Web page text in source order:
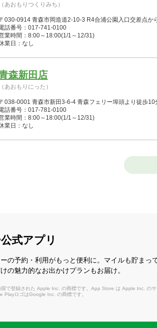
（あおもりつくりみち）
030-0914 青森市岡造道2-10-3 R4合浦公園入口交差点か
話番号：017-741-0100
業時間：8:00～18:00(1/1～12/31)
業日：なし
森新田店
（あおもりにった）
038-0001 青森市新田3-6-4 青森フェリー埠頭より徒歩10
話番号：017-781-0100
業時間：8:00～18:00(1/1～12/31)
業日：なし
森空港店
〒030-0155 青森市大字大谷字小谷1-14 青森空港ビル隣り
話番号：017-739-0115
業日：なし
式アプリ
の予約・利用がもっと便利に。マイルも貯まっ
の魅力的なお出かけプランもお届け。
で登録された Apple Inc. の商標です。App Store は Apple Inc. のサ
PlayロゴはGoogle Inc. の商標です。